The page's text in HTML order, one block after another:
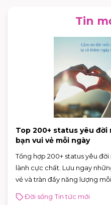
Tin
Top 200+ status yêu
bạn vui vẻ mỗi ngày
Tổng hợp 200+ status yêu
lành cực chất. Lưu ngay
vẻ và tràn đầy năng lượng
Đời sống Tin tức mới